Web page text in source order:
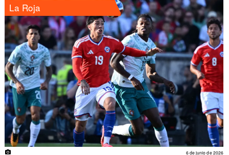
La Roja
6 de junio de 2026